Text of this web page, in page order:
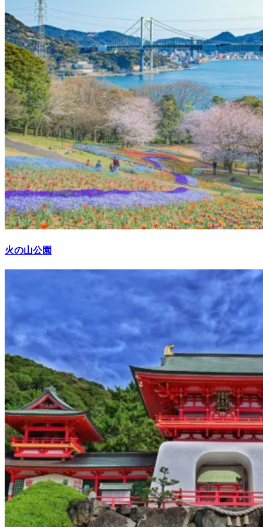
火の山公園